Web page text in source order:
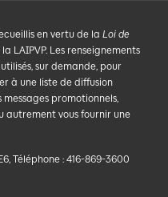
en vertu de la Loi de
LAIPVP. Les renseignements
sur demande, pour
à une liste de diffusion
promotionnels,
autrement vous fournir une
Téléphone : 416-869-3600